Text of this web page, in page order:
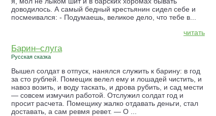
доводилось. А самый бедный крестьянин сидел себе и
посмеивался: - Подумаешь, великое дело, что тебе в...
читать
Барин–слуга
Русская сказка
Вышел солдат в отпуск, нанялся служить к барину: в год
за сто рублей. Помещик велел ему и лошадей чистить, и
навоз возить, и воду таскать, и дрова рубить, и сад мести
— совсем измучил работой. Отслужил солдат год и
просит расчета. Помещику жалко отдавать деньги, стал
доставать, а сам ревмя ревет. — О ...